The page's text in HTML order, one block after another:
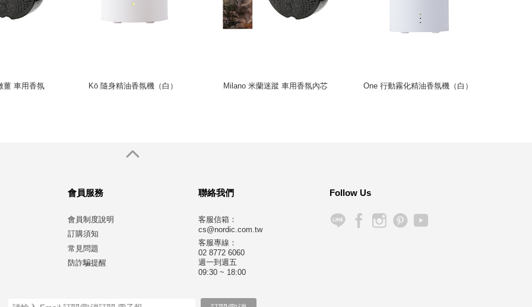
薑 車用香氛 Kō 隨身精油香氛機（白） Milano 米蘭迷蹤 車用香氛內芯 One 行動霧化精油香氛機（白）
會員服務
會員制度說明
訂購須知
常見問題
防詐騙提醒
聯絡我們
客服信箱：
cs@nordic.com.tw
客服專線：
02 8772 6060
週一到週五
09:30 ~ 18:00
Follow Us